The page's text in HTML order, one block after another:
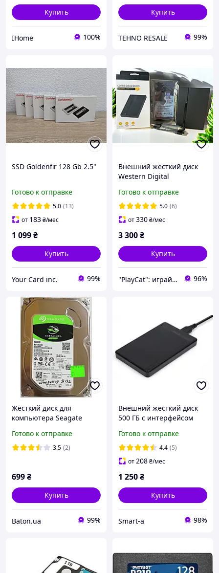
Купить
IHome 100%
Купить
TEHNO RESALE 99%
SSD Goldenfir 128 Gb 2.5"
Готово к отправке
5.0 (13)
от 183₴/мес
1 099₴
Купить
Your Card inc. 99%
Внешний жесткий диск
Western Digital
USB 3.0 2.5 в кейсе,
портативный HDD
Готово к отправке
5.0 (6)
от330₴/мес
3 300₴
Купить
"PlayCat": играй на максимум! 96%
Жесткий диск для
компьютера Seagate
32MB 7200rpm 6Gb/s
(ST500DM009) SATA-III Б/У
Готово к отправке
3.5 (2)
699₴
Купить
Baton.ua 99%
Внешний жесткий диск
500 ГБ с интерфейсом
жесткий диск для ПК и
ноутбука
Готово к отправке
4.4 (5)
от208₴/мес
1 250₴
Купить
Smart-a 98%